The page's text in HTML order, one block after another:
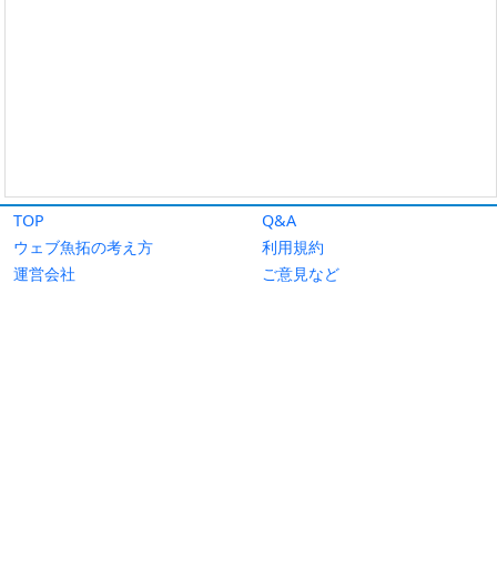
TOP
Q&A
ウェブ魚拓の考え方
利用規約
運営会社
ご意見など